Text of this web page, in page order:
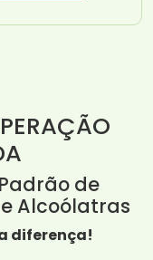
de
Alcoólatras
diferença!